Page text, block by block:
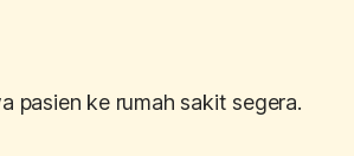
pasien ke rumah sakit segera.